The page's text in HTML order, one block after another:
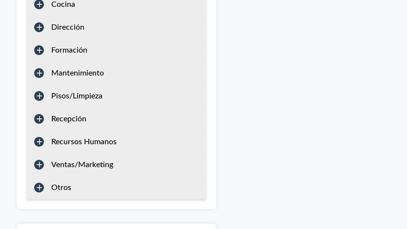
Cocina
Dirección
Formación
Mantenimiento
Pisos/Limpieza
Recepción
Recursos Humanos
Ventas/Marketing
Otros